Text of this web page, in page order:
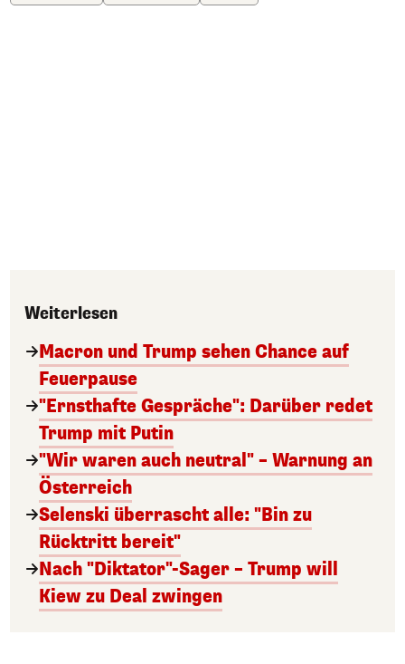
Weiterlesen
Macron und Trump sehen Chance auf
Feuerpause
"Ernsthafte Gespräche": Darüber redet
Trump mit Putin
"Wir waren auch neutral" – Warnung an
Österreich
Selenski überrascht alle: "Bin zu
Rücktritt bereit"
Nach "Diktator"-Sager – Trump will
Kiew zu Deal zwingen